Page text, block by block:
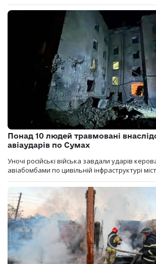
Понад 10 людей травмовані
авіаударів по Сумах
Уночі російські війська завдали ударів
авіабомбами по цивільній інфраструктурі